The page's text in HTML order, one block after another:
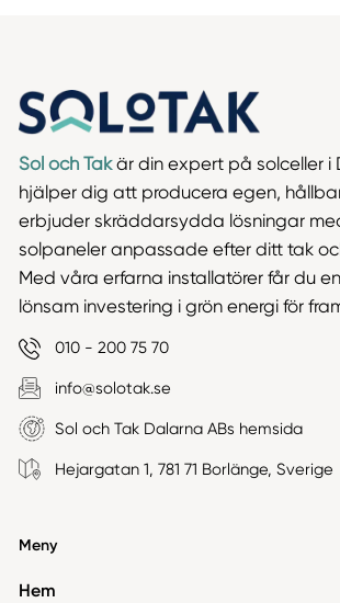
Sol och Takär din expert på solceller i
hjälper dig att producera egen,
erbjuder skräddarsydda lösningar
solpaneler anpassade efter ditt tak
Med våra erfarna installatörer får du
lönsam investering i grön energi för
010 - 200 75 70
info@solotak.se
Sol och Tak Dalarna ABs hemsida
Hejargatan 1, 781 71 Borlänge, Sverige
Meny
Hem